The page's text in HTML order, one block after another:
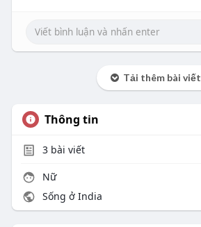
Tải thêm bài viết
Thông tin
3bài viết
Nữ
Sống ở India